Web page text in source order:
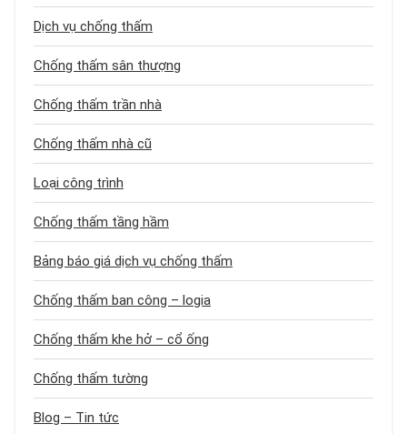
Dịch vụ chống thấm
Chống thấm sân thượng
Chống thấm trần nhà
Chống thấm nhà cũ
Loại công trình
Chống thấm tầng hầm
Bảng báo giá dịch vụ chống thấm
Chống thấm ban công – logia
Chống thấm khe hở – cổ ống
Chống thấm tường
Blog – Tin tức